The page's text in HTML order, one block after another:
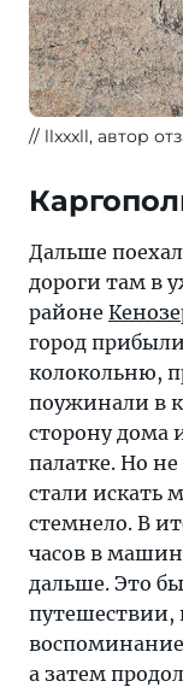
llxxxll, автор
Дальше
дороги там в
районе
город
колокольню,
поужинали в
сторону дома
палатке. Но не
стали искать
стемнело. В
часов в
дальше. Это
путешествии,
воспоминание
а затем